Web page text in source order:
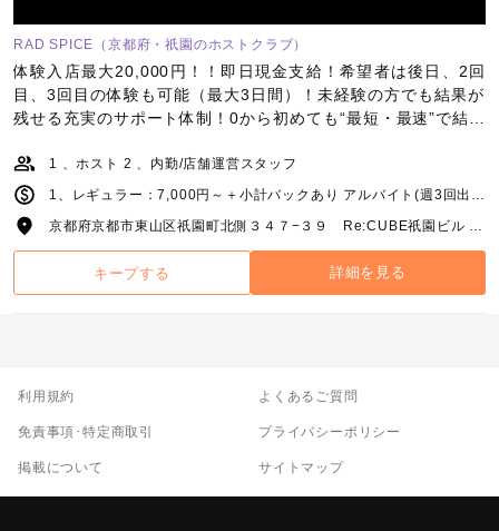
RAD SPICE（京都府・祇園のホストクラブ）
体験入店最大20,000円！！即日現金支給！希望者は後日、2回
目、3回目の体験も可能（最大3日間）！未経験の方でも結果が
残せる充実のサポート体制！0から初めても“最短・最速”で結果
1 、ホスト 2 、内勤/店舗運営スタッフ
1、レギュラー：7,000円～＋小計バックあり アルバイト(週3回出勤以上が条件)：5,000円～＋小計バックあり 2、応相談
京都府京都市東山区祇園町北側３４７−３９ Re:CUBE祇園ビル 4階
キープする 詳細を見る
利用規約 よくあるご質問
免責事項･特定商取引 プライバシーポリシー
掲載について サイトマップ